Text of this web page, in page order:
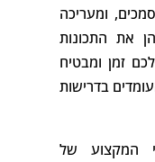
ומעריכה
את התכונות
זמן ומבטיח
בדרישות
המקצוע של